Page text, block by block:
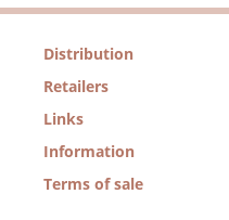
Distribution
Retailers
Links
Information
Terms of sale